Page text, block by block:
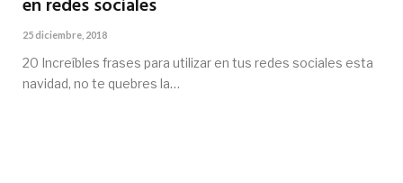
en redes sociales
25 diciembre, 2018
20 Increíbles frases para utilizar en tus redes sociales esta
navidad, no te quebres la…